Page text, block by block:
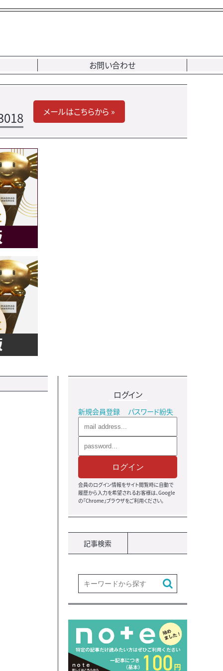
お問い合わせ
メールはこちらから »
ログイン
新規会員登録 パスワード紛失
ログイン
会員のログイン情報をサイト閲覧時に自動で
履歴から入力を希望されるお客様は、Google
の『Chrome』ブラウザをご利用ください。
記事検索